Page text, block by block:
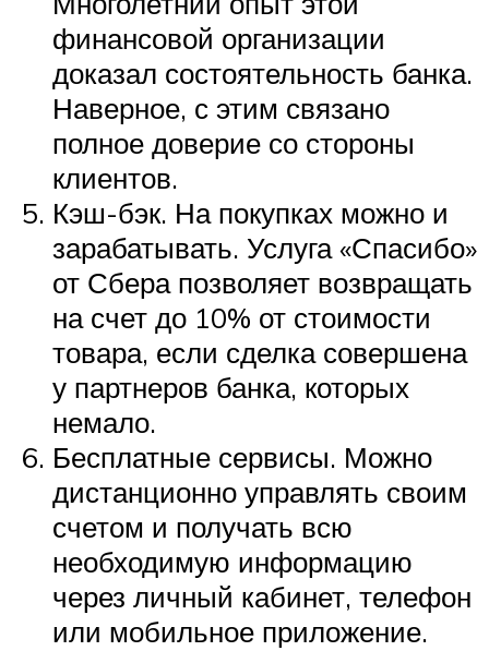
финансовой организации
доказал состоятельность банка.
Наверное, с этим связано
полное доверие со стороны
клиентов.
Кэш-бэк. На покупках можно и
зарабатывать. Услуга «Спасибо»
от Сбера позволяет возвращать
на счет до 10% от стоимости
товара, если сделка совершена
у партнеров банка, которых
немало.
Бесплатные сервисы. Можно
дистанционно управлять своим
счетом и получать всю
необходимую информацию
через личный кабинет, телефон
или мобильное приложение.